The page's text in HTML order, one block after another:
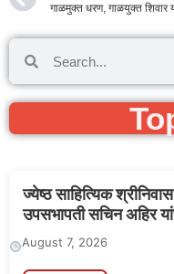
ज्येष्ठ साहित्यिक
उपसभापती सचिन अहिर
August 7, 2026